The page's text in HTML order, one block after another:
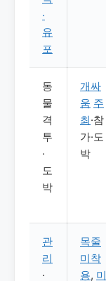
·
유
포
동
물
격
투
·
도
박
개싸
움 주
최·참
가·도
박
관
리
·
목줄
미착
용, 미